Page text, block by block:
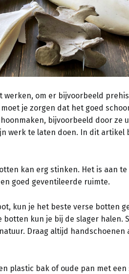
werken, om er bijvoorbeeld
je zorgen dat het goed
bijvoorbeeld door ze
werk te laten doen. In dit artikel
kan erg stinken. Het is aan
goed geventileerde ruimte.
kun je het beste verse botten
kun je bij de slager halen.
Draag altijd handschoenen
plastic bak of oude pan met